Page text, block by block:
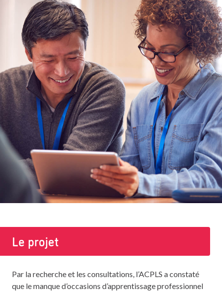
Le projet
Par la recherche et les consultations, l’ACPLS a constaté
que le manque d’occasions d’apprentissage professionnel